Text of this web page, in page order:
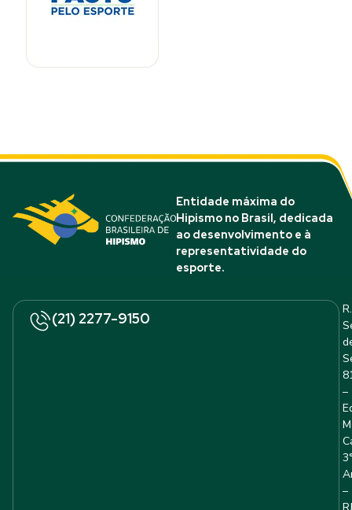
Entidade máxima do
Hipismo no Brasil, dedicada
ao desenvolvimento e à
representatividade do
esporte.
(21) 2277-9150
R.
–
–